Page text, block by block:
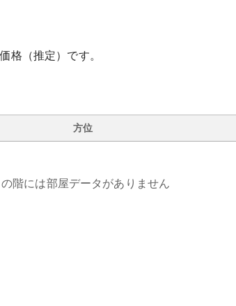
格（推定）です。
方位
の階には部屋データがありません